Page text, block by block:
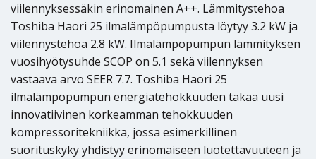
viilennyksessäkin erinomainen A++. Lämmitystehoa
Toshiba Haori 25 ilmalämpöpumpusta löytyy 3.2 kW ja
viilennystehoa 2.8 kW. Ilmalämpöpumpun lämmityksen
vuosihyötysuhde SCOP on 5.1 sekä viilennyksen
vastaava arvo SEER 7.7. Toshiba Haori 25
ilmalämpöpumpun energiatehokkuuden takaa uusi
innovatiivinen korkeamman tehokkuuden
kompressoritekniikka, jossa esimerkillinen
suorituskyky yhdistyy erinomaiseen luotettavuuteen ja